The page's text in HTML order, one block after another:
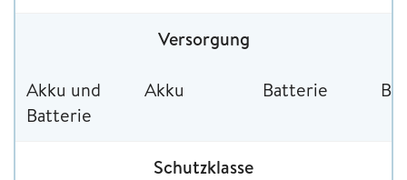
Versorgung
Akku und
Batterie
Akku Batterie
Schutzklasse